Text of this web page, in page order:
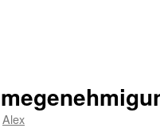
Alex